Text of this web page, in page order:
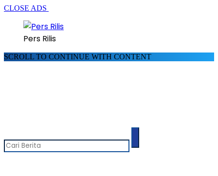
CLOSE ADS
Pers Rilis
SCROLL TO CONTINUE WITH CONTENT